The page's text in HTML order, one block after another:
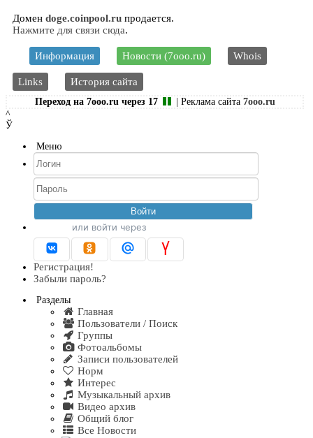
Домен doge.coinpool.ru продается.
Нажмите для связи сюда.
Информация Новости (7ooo.ru) Whois
Links История сайта
Переход на 7ooo.ru через 17 | Реклама сайта 7ooo.ru
^
Ў
Меню
или войти через
Регистрация!
Забыли пароль?
Разделы
Главная
Пользователи / Поиск
Группы
Фотоальбомы
Записи пользователей
Норм
Интерес
Музыкальный архив
Видео архив
Общий блог
Все Новости